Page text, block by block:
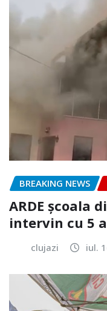
BREAKING NEWS
ARDE școala
intervin cu 5
clujazi iul.